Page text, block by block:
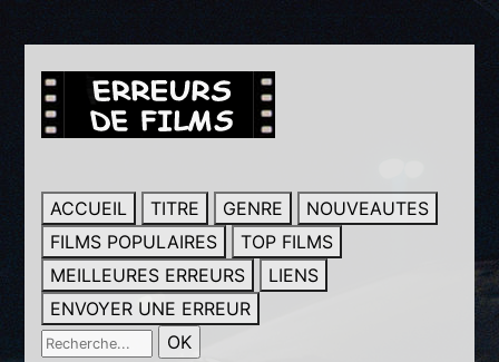
ACCUEIL TITRE GENRE
NOUVEAUTES
FILMS POPULAIRES
TOP FILMS
MEILLEURES ERREURS
LIENS
ENVOYER UNE ERREUR